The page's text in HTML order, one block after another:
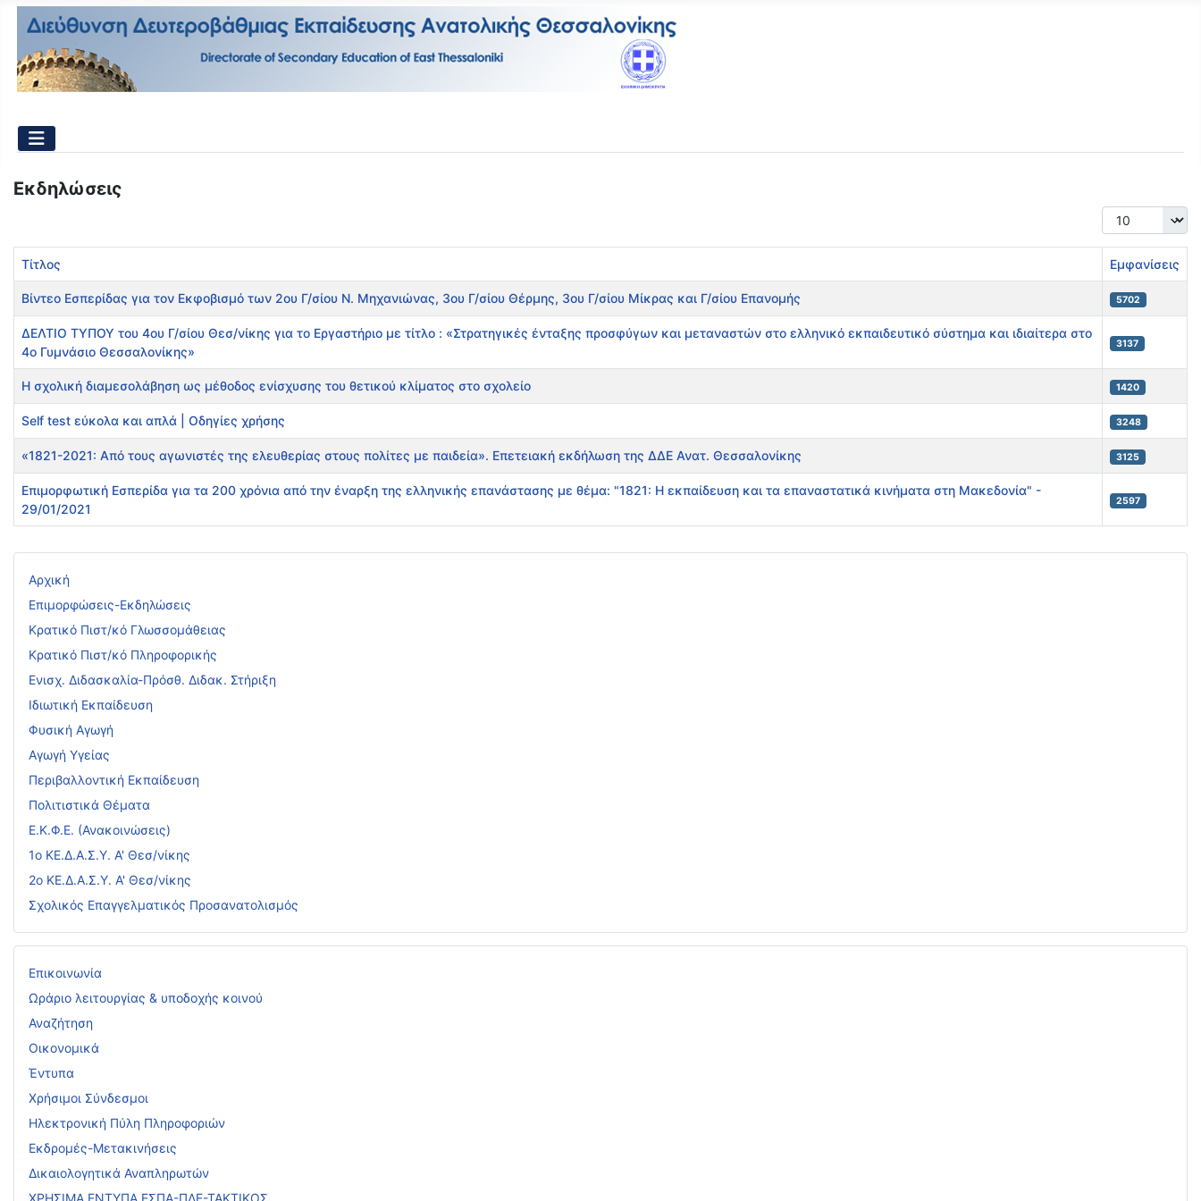
Αρχική
Επιμορφώσεις-Εκδηλώσεις
Κρατικό Πιστ/κό Γλωσσομάθειας
Κρατικό Πιστ/κό Πληροφορικής
Ενισχ. Διδασκαλία-Πρόσθ. Διδακ. Στήριξη
Ιδιωτική Εκπαίδευση
Φυσική Αγωγή
Αγωγή Υγείας
Περιβαλλοντική Εκπαίδευση
Πολιτιστικά Θέματα
Ε.Κ.Φ.Ε. (Ανακοινώσεις)
1ο ΚΕ.Δ.Α.Σ.Υ. Α' Θεσ/νίκης
2ο ΚΕ.Δ.Α.Σ.Υ. Α' Θεσ/νίκης
Σχολικός Επαγγελματικός Προσανατολισμός
Επικοινωνία
Ωράριο λειτουργίας & υποδοχής κοινού
Αναζήτηση
Οικονομικά
Έντυπα
Χρήσιμοι Σύνδεσμοι
Ηλεκτρονική Πύλη Πληροφοριών
Εκδρομές-Μετακινήσεις
Δικαιολογητικά Αναπληρωτών
ΧΡΗΣΙΜΑ ΕΝΤΥΠΑ ΕΣΠΑ-ΠΔΕ-ΤΑΚΤΙΚΟΣ
Εκδηλώσεις
Εμφάνιση #
Τίτλος Εμφανίσεις
Βίντεο Εσπερίδας για τον Εκφοβισμό των 2ου Γ/σίου Ν. Μηχανιώνας, 3ου Γ/σίου Θέρμης, 3ου Γ/σίου Μίκρας και Γ/σίου Επανομής 5702
ΔΕΛΤΙΟ ΤΥΠΟΥ του 4ου Γ/σίου Θεσ/νίκης για το Εργαστήριο με τίτλο : «Στρατηγικές ένταξης προσφύγων και μεταναστών στο ελληνικό εκπαιδευτικό σύστημα και ιδιαίτερα στο
4ο Γυμνάσιο Θεσσαλονίκης»
3137
Η σχολική διαμεσολάβηση ως μέθοδος ενίσχυσης του θετικού κλίματος στο σχολείο 1420
Self test εύκολα και απλά | Οδηγίες χρήσης 3248
«1821-2021: Από τους αγωνιστές της ελευθερίας στους πολίτες με παιδεία». Επετειακή εκδήλωση της ΔΔΕ Ανατ. Θεσσαλονίκης 3125
Επιμορφωτική Εσπερίδα για τα 200 χρόνια από την έναρξη της ελληνικής επανάστασης με θέμα: "1821: Η εκπαίδευση και τα επαναστατικά κινήματα στη Μακεδονία" -
29/01/2021
2597